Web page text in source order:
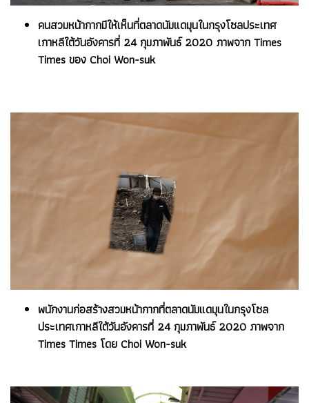
คนสวมหน้ากากมีให้เห็นที่ตลาดนัมแดมุนในกรุงโซลประเทศ
เกาหลีใต้วันอังคารที่ 24 กุมภาพันธ์ 2020 ภาพจาก Times
Times ของ Choi Won-suk
พนักงานก่อสร้างสวมหน้ากากที่ตลาดนัมแดมุนในกรุงโซล
ประเทศเกาหลีใต้วันอังคารที่ 24 กุมภาพันธ์ 2020 ภาพจาก
Times Times โดย Choi Won-suk